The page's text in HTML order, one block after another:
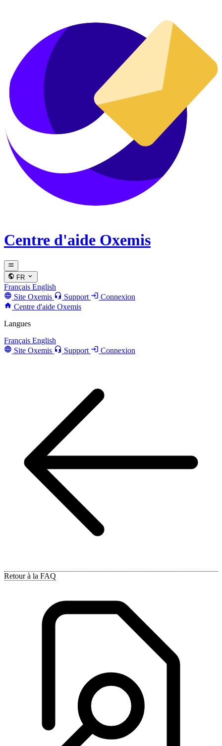
Centre d'aide Oxemis
FR
Français English
Site Oxemis
Support
Connexion
Centre d'aide Oxemis
Langues
Français English
Site Oxemis
Support Connexion
Retour à la FAQ